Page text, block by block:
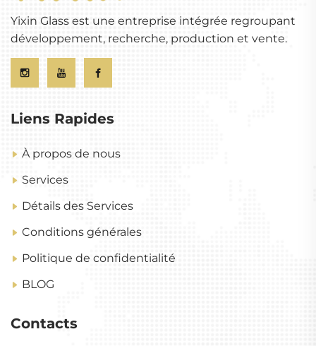
Yixin Glass est une entreprise intégrée regroupant
développement, recherche, production et vente.
Liens Rapides
À propos de nous
Services
Détails des Services
Conditions générales
Politique de confidentialité
BLOG
Contacts